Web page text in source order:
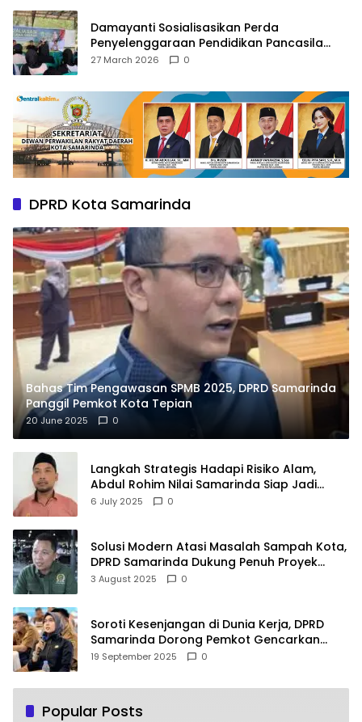
Damayanti Sosialisasikan Perda
Penyelenggaraan Pendidikan Pancasila
dan Wawasan Kebangsaan
27 March 2026 0
DPRD Kota Samarinda
Bahas Tim Pengawasan SPMB 2025, DPRD Samarinda
Panggil Pemkot Kota Tepian
20 June 2025 0
Langkah Strategis Hadapi Risiko Alam,
Abdul Rohim Nilai Samarinda Siap Jadi
Pusat Logistik Bencana Kalimantan
6 July 2025 0
Solusi Modern Atasi Masalah Sampah Kota,
DPRD Samarinda Dukung Penuh Proyek
PLTSA
3 August 2025 0
Soroti Kesenjangan di Dunia Kerja, DPRD
Samarinda Dorong Pemkot Gencarkan
Pemberdayaan Perempuan
19 September 2025 0
Popular Posts